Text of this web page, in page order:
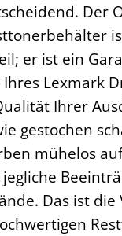
Der
er ist ein
Lexmark
Ihrer
gestochen
mühelos
Das ist